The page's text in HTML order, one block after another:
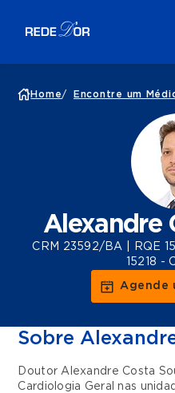
Home/ Encontre um
Alexandre
CRM 23592/BA | RQE
15218 -
Agende
Sobre
Doutor Alexandre Costa
Cardiologia Geral
nas